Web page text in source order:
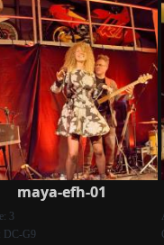
maya-efh-01
3
DC-G9